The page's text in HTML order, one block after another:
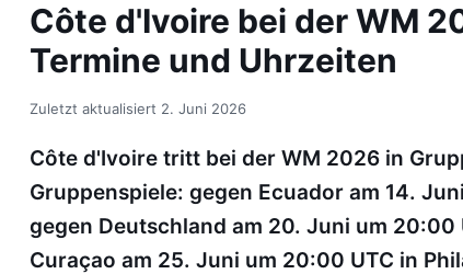
Côte d'Ivoire bei der WM
Termine und Uhrzeiten
Zuletzt aktualisiert 2. Juni 2026
Côte d'Ivoire tritt bei der WM 2026 in
Gruppenspiele: gegen Ecuador am 14.
gegen Deutschland am 20. Juni um 20:00
Curaçao am 25. Juni um 20:00 UTC in